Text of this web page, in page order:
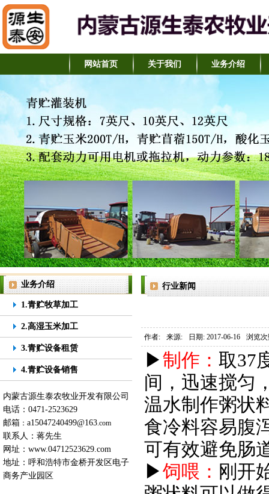
网站首页 关于我们 业务介绍
业务介绍
1.青贮牧草加工
2.高湿玉米加工
3.青贮设备租赁
4.青贮设备销售
内蒙古源生泰农牧业开发有限公司
电话：0471-2523629
邮箱 ： a15047240499@163.com
联系人：蒋先生
网址： www.04712523629.com
地址：呼和浩特市金桥开发区电子
商务产业园区
行业新闻
作者: 来源: 日期: 2017-06-16 浏览
▶制作： 取37
间，迅速搅匀
温水制作粥状
食冷料容易腹
可有效避免肠
▶饲喂： 刚开